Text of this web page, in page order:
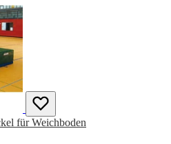
für Weichboden